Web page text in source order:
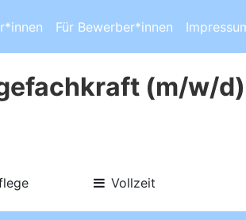
Für Bewerber*innen
(m/w/
Vollzeit